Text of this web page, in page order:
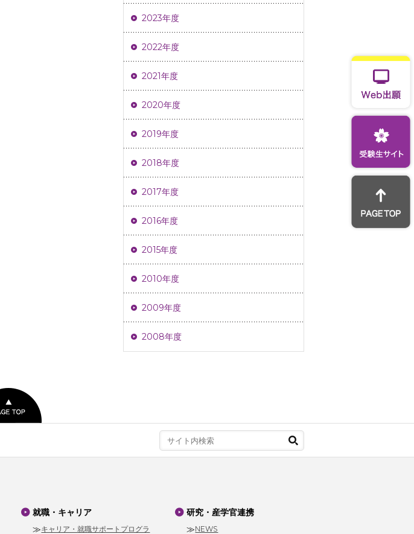
2023年度
2022年度
2021年度
2020年度
2019年度
2018年度
2017年度
2016年度
2015年度
2010年度
2009年度
2008年度
就職・キャリア
キャリア・就職サポートプログラ
研究・産学官連携
NEWS